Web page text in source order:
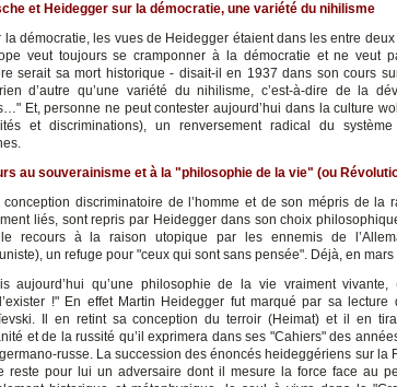
et Heidegger sur la démocratie, une variété du nihilisme
la démocratie, les vues de Heidegger étaient dans les entre
veut toujours se cramponner à la démocratie et ne veut
serait sa mort historique - disait-il en 1937 dans son cours
d’autre qu’une variété du nihilisme, c’est-à-dire de la
Et, personne ne peut contester aujourd’hui dans la culture
et discriminations), un renversement radical du
au souverainisme et à la "philosophie de la vie" (ou
conception discriminatoire de l’homme et de son mépris de la
liés, sont repris par Heidegger dans son choix
recours à la raison utopique par les ennemis de
un refuge pour "ceux qui sont sans pensée". Déjà, en
aujourd’hui qu’une philosophie de la vie vraiment vivante,
!" En effet Martin Heidegger fut marqué par sa lecture
Il en retint sa conception du terroir (Heimat) et il en
et de la russité qu’il exprimera dans ses "Cahiers" des
russe. La succession des énoncés heideggériens sur la
reste pour lui un adversaire dont il mesure la force face au